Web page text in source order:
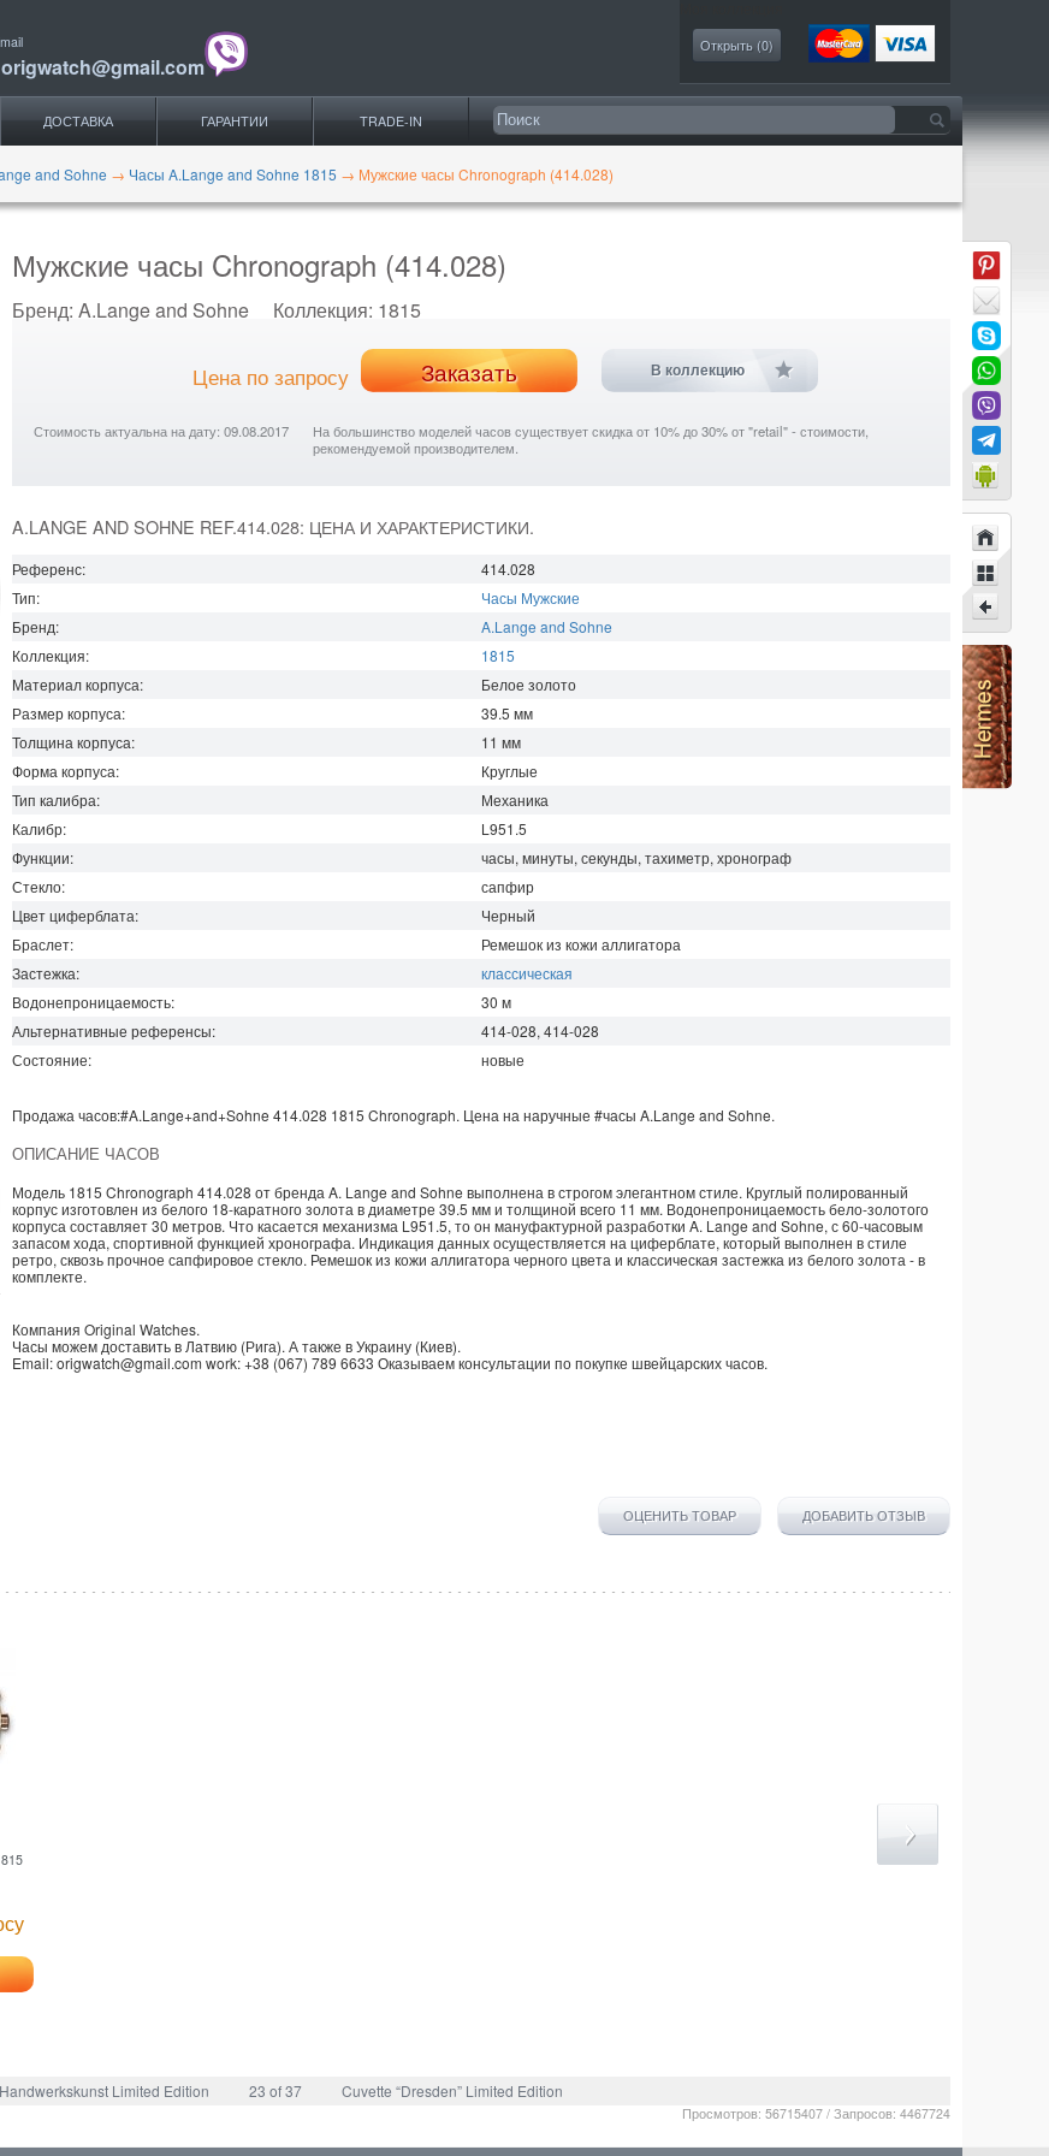
origwatch@gmail.com
Открыть (0)
ДОСТАВКА ГАРАНТИИ TRADE-IN
and Sohne → Часы A.Lange and Sohne 1815 → Мужские часы Chronograph (414.028)
Мужские часы Chronograph (414.028)
Бренд: A.Lange and Sohne Коллекция: 1815
Цена по запросу Заказать В коллекцию
Стоимость актуальна на дату: 09.08.2017
На большинство моделей часов существует скидка от 10% до 30% от "retail" - стоимости,
рекомендуемой производителем.
A.LANGE AND SOHNE REF.414.028: ЦЕНА И ХАРАКТЕРИСТИКИ.
Референс:
414.028
Тип:
Часы Мужские
Бренд:
A.Lange and Sohne
Коллекция:
1815
Материал корпуса:
Белое золото
Размер корпуса:
39.5 мм
Толщина корпуса:
11 мм
Форма корпуса:
Круглые
Тип калибра:
Механика
Калибр:
L951.5
Функции:
часы, минуты, секунды, тахиметр, хронограф
Стекло:
сапфир
Цвет циферблата:
Черный
Браслет:
Ремешок из кожи аллигатора
Застежка:
классическая
Водонепроницаемость: 30 м
Альтернативные референсы:
414-028, 414-028
Состояние:
новые
Продажа часов:#A.Lange+and+Sohne 414.028 1815 Chronograph. Цена на наручные #часы A.Lange and Sohne.
ОПИСАНИЕ ЧАСОВ
Модель 1815 Chronograph 414.028 от бренда A. Lange and Sohne выполнена в строгом элегантном стиле. Круглый полированный
корпус изготовлен из белого 18-каратного золота в диаметре 39.5 мм и толщиной всего 11 мм. Водонепроницаемость бело-золотого
корпуса составляет 30 метров. Что касается механизма L951.5, то он мануфактурной разработки A. Lange and Sohne, с 60-часовым
запасом хода, спортивной функцией хронографа. Индикация данных осуществляется на циферблате, который выполнен в стиле
ретро, сквозь прочное сапфировое стекло. Ремешок из кожи аллигатора черного цвета и классическая застежка из белого золота - в
комплекте.
Компания Original Watches.
Часы можем доставить в Латвию (Рига). А также вУкраину (Киев).
Email:origwatch@gmail.com work:+38 (067) 789 6633 Оказываем консультации по покупке швейцарских часов.
ОЦЕНИТЬ ТОВАР ДОБАВИТЬ ОТЗЫВ
Limited Edition 23 of 37 Cuvette “Dresden” Limited Edition
Просмотров: 56715407 / Запросов: 4467724